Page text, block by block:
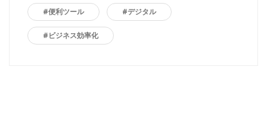
#便利ツール #デジタル
#ビジネス効率化